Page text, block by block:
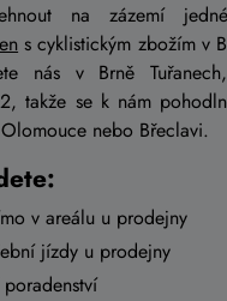
na zázemí
s cyklistickým zbožím v
nás v Brně
takže se k nám
nebo Břeclavi.
v areálu u prodejny
jízdy u prodejny